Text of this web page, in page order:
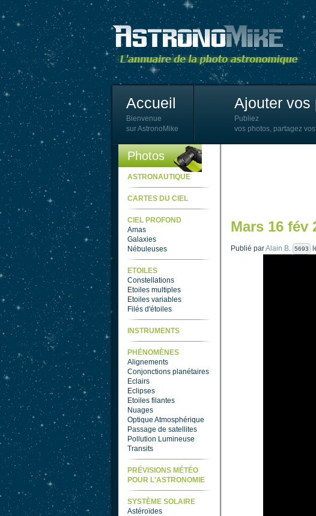
Accueil
Bienvenue
sur AstronoMike
Ajouter vos
Publiez
vos photos, partagez
Photos
ASTRONAUTIQUE
CARTES DU CIEL
CIEL PROFOND
Amas
Galaxies
Nébuleuses
ETOILES
Constellations
Etoiles multiples
Etoiles variables
Filés d'étoiles
INSTRUMENTS
PHÉNOMÈNES
Alignements
Conjonctions planétaires
Eclairs
Eclipses
Etoiles filantes
Nuages
Optique Atmosphérique
Passage de satellites
Pollution Lumineuse
Transits
PRÉVISIONS MÉTÉO
POUR L'ASTRONOMIE
SYSTÈME SOLAIRE
Astéroïdes
Mars 16 fév
Publié parAlain B. 5693